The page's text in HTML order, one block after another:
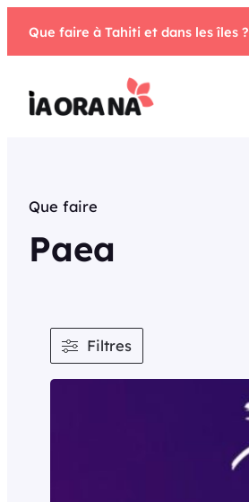
Que faire à Tahiti et dans les îles ?
Que faire
Paea
Filtres